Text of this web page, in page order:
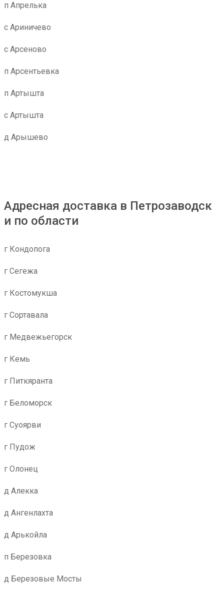
п Апрелька
с Ариничево
с Арсеново
п Арсентьевка
п Артышта
с Артышта
д Арышево
Адресная доставка в Петрозаводск
и по области
г Кондопога
г Сегежа
г Костомукша
г Сортавала
г Медвежьегорск
г Кемь
г Питкяранта
г Беломорск
г Суоярви
г Пудож
г Олонец
д Алекка
д Ангенлахта
д Арькойла
п Березовка
д Березовые Мосты